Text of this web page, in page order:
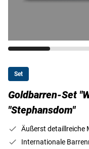
Set
Goldbarren-Set
"Stephansdom"
Äußerst detaillreiche
Internationale